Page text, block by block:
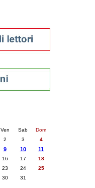
Ven Sab
Dom
2 3 4
9 10 11
16 17
18
23 24
25
30 31